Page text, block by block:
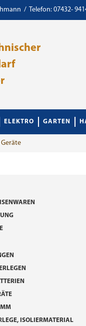
/ Telefon: 07432-
ELEKTRO GARTEN
ISOLIERMATERIAL